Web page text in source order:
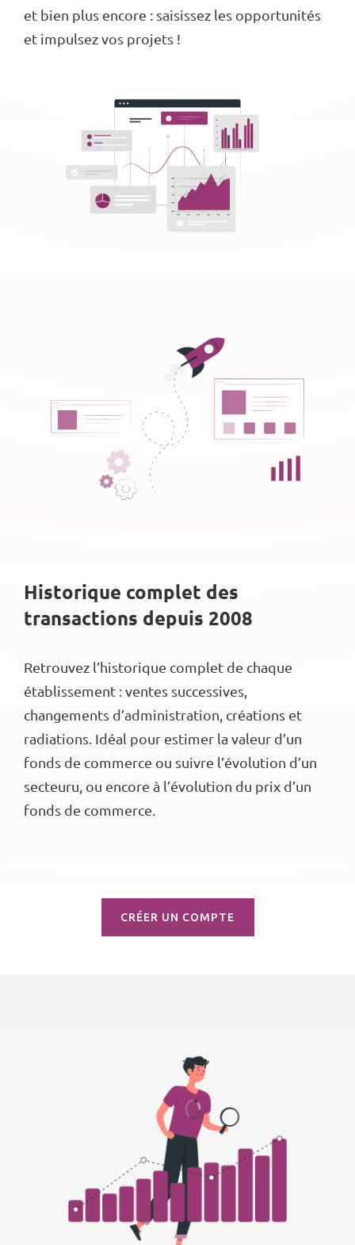
et bien plus encore : saisissez les opportunités
et impulsez vos projets !
Historique complet des
transactions depuis 2008
Retrouvez l’historique complet de chaque
établissement : ventes successives,
changements d’administration, créations et
radiations. Idéal pour estimer la valeur d’un
fonds de commerce ou suivre l’évolution d’un
secteuru, ou encore à l’évolution du prix d’un
fonds de commerce.
CRÉER UN COMPTE